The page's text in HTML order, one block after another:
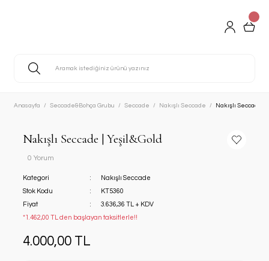
Anasayfa Seccade&Bohça Grubu Seccade Nakışlı Seccade Nakışlı Seccade |
Nakışlı Seccade | Yeşil&Gold
0 Yorum
Kategori
Nakışlı Seccade
Stok Kodu
KT5360
Fiyat
3.636,36 TL + KDV
*1.462,00 TL den başlayan taksitlerle!!
4.000,00 TL